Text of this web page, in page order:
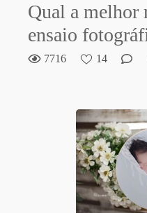
Qual a melhor
ensaio
7716 14